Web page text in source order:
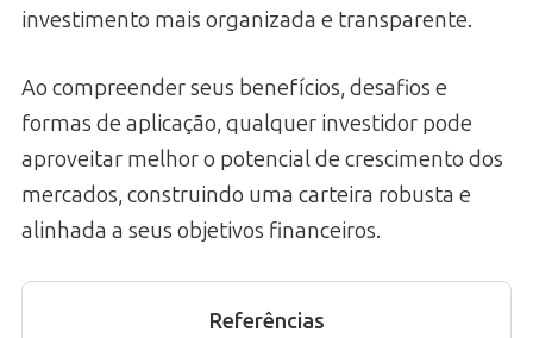
investimento mais organizada e transparente.
Ao compreender seus benefícios, desafios e
formas de aplicação, qualquer investidor pode
aproveitar melhor o potencial de crescimento dos
mercados, construindo uma carteira robusta e
alinhada a seus objetivos financeiros.
Referências